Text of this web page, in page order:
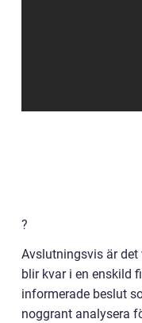
?
Avslutningsvis är
blir kvar i en enskild
informerade beslut
noggrant analysera